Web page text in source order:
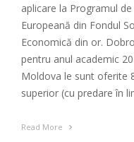
aplicare la Programul
Europeană din Fondul
Economică din or.
pentru anul academic
Moldova le sunt oferite
superior (cu predare în
Read More